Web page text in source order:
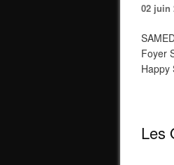
02 juin
Foyer
Happy
Les